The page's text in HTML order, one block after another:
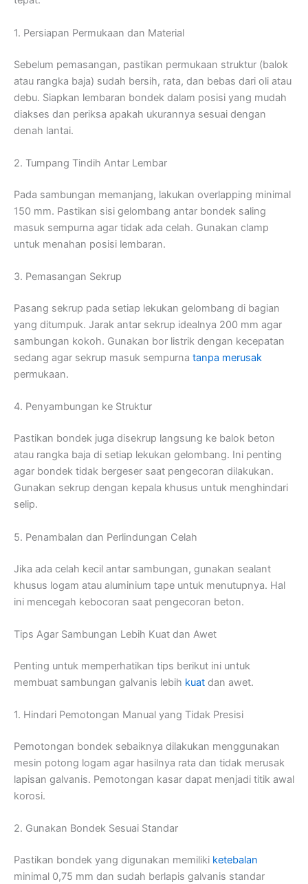
1. Persiapan Permukaan dan Material
Sebelum pemasangan, pastikan permukaan struktur (balok
atau rangka baja) sudah bersih, rata, dan bebas dari oli atau
debu. Siapkan lembaran bondek dalam posisi yang mudah
diakses dan periksa apakah ukurannya sesuai dengan
denah lantai.
2. Tumpang Tindih Antar Lembar
Pada sambungan memanjang, lakukan overlapping minimal
150 mm. Pastikan sisi gelombang antar bondek saling
masuk sempurna agar tidak ada celah. Gunakan clamp
untuk menahan posisi lembaran.
3. Pemasangan Sekrup
Pasang sekrup pada setiap lekukan gelombang di bagian
yang ditumpuk. Jarak antar sekrup idealnya 200 mm agar
sambungan kokoh. Gunakan bor listrik dengan kecepatan
sedang agar sekrup masuk sempurna tanpa merusak
permukaan.
4. Penyambungan ke Struktur
Pastikan bondek juga disekrup langsung ke balok beton
atau rangka baja di setiap lekukan gelombang. Ini penting
agar bondek tidak bergeser saat pengecoran dilakukan.
Gunakan sekrup dengan kepala khusus untuk menghindari
selip.
5. Penambalan dan Perlindungan Celah
Jika ada celah kecil antar sambungan, gunakan sealant
khusus logam atau aluminium tape untuk menutupnya. Hal
ini mencegah kebocoran saat pengecoran beton.
Tips Agar Sambungan Lebih Kuat dan Awet
Penting untuk memperhatikan tips berikut ini untuk
membuat sambungan galvanis lebih kuat dan awet.
1. Hindari Pemotongan Manual yang Tidak Presisi
Pemotongan bondek sebaiknya dilakukan menggunakan
mesin potong logam agar hasilnya rata dan tidak merusak
lapisan galvanis. Pemotongan kasar dapat menjadi titik awal
korosi.
2. Gunakan Bondek Sesuai Standar
Pastikan bondek yang digunakan memiliki ketebalan
minimal 0,75 mm dan sudah berlapis galvanis standar